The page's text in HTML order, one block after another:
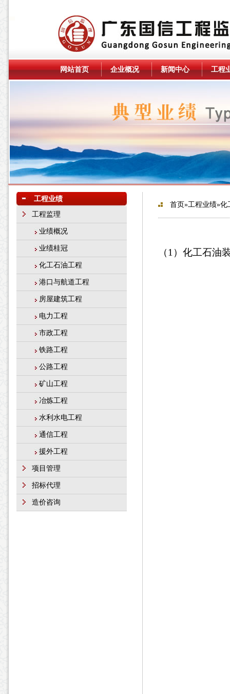
网站首页 企业概况 新闻中心 工程
工程业绩
工程监理
业绩概况
业绩桂冠
化工石油工程
港口与航道工程
房屋建筑工程
电力工程
市政工程
铁路工程
公路工程
矿山工程
冶炼工程
水利水电工程
通信工程
援外工程
项目管理
招标代理
造价咨询
首页»工程业绩»化
（1 ）化工石油